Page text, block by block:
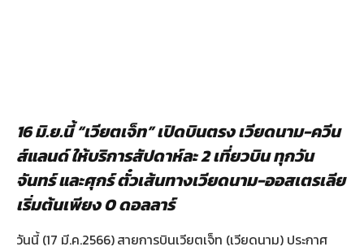
16 มิ.ย.นี้ “เวียตเจ็ท” เปิดบินตรง เวียดนาม-ควีน
ส์แลนด์ ให้บริการสัปดาห์ละ 2 เที่ยวบิน ทุกวัน
จันทร์ และศุกร์ ตั๋วเส้นทางเวียดนาม-ออสเตรเลีย
เริ่มต้นเพียง 0 ดอลลาร์
วันนี้ (17 มี.ค.2566)สายการบินเวียตเจ็ท (เวียดนาม) ประกาศ